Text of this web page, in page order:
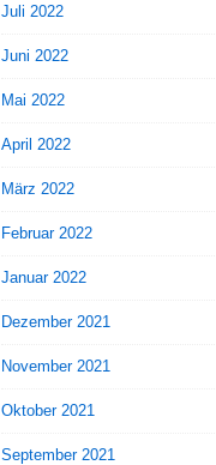
Juli 2022
Juni 2022
Mai 2022
April 2022
März 2022
Februar 2022
Januar 2022
Dezember 2021
November 2021
Oktober 2021
September 2021